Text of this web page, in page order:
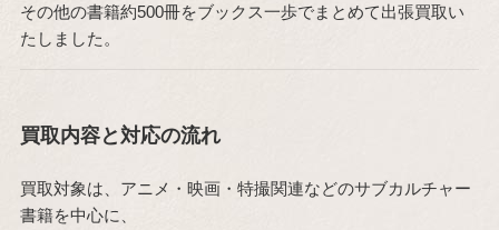
その他の書籍約500冊をブックス一歩でまとめて出張買取い
たしました。
買取内容と対応の流れ
買取対象は、アニメ・映画・特撮関連などのサブカルチャー
書籍を中心に、